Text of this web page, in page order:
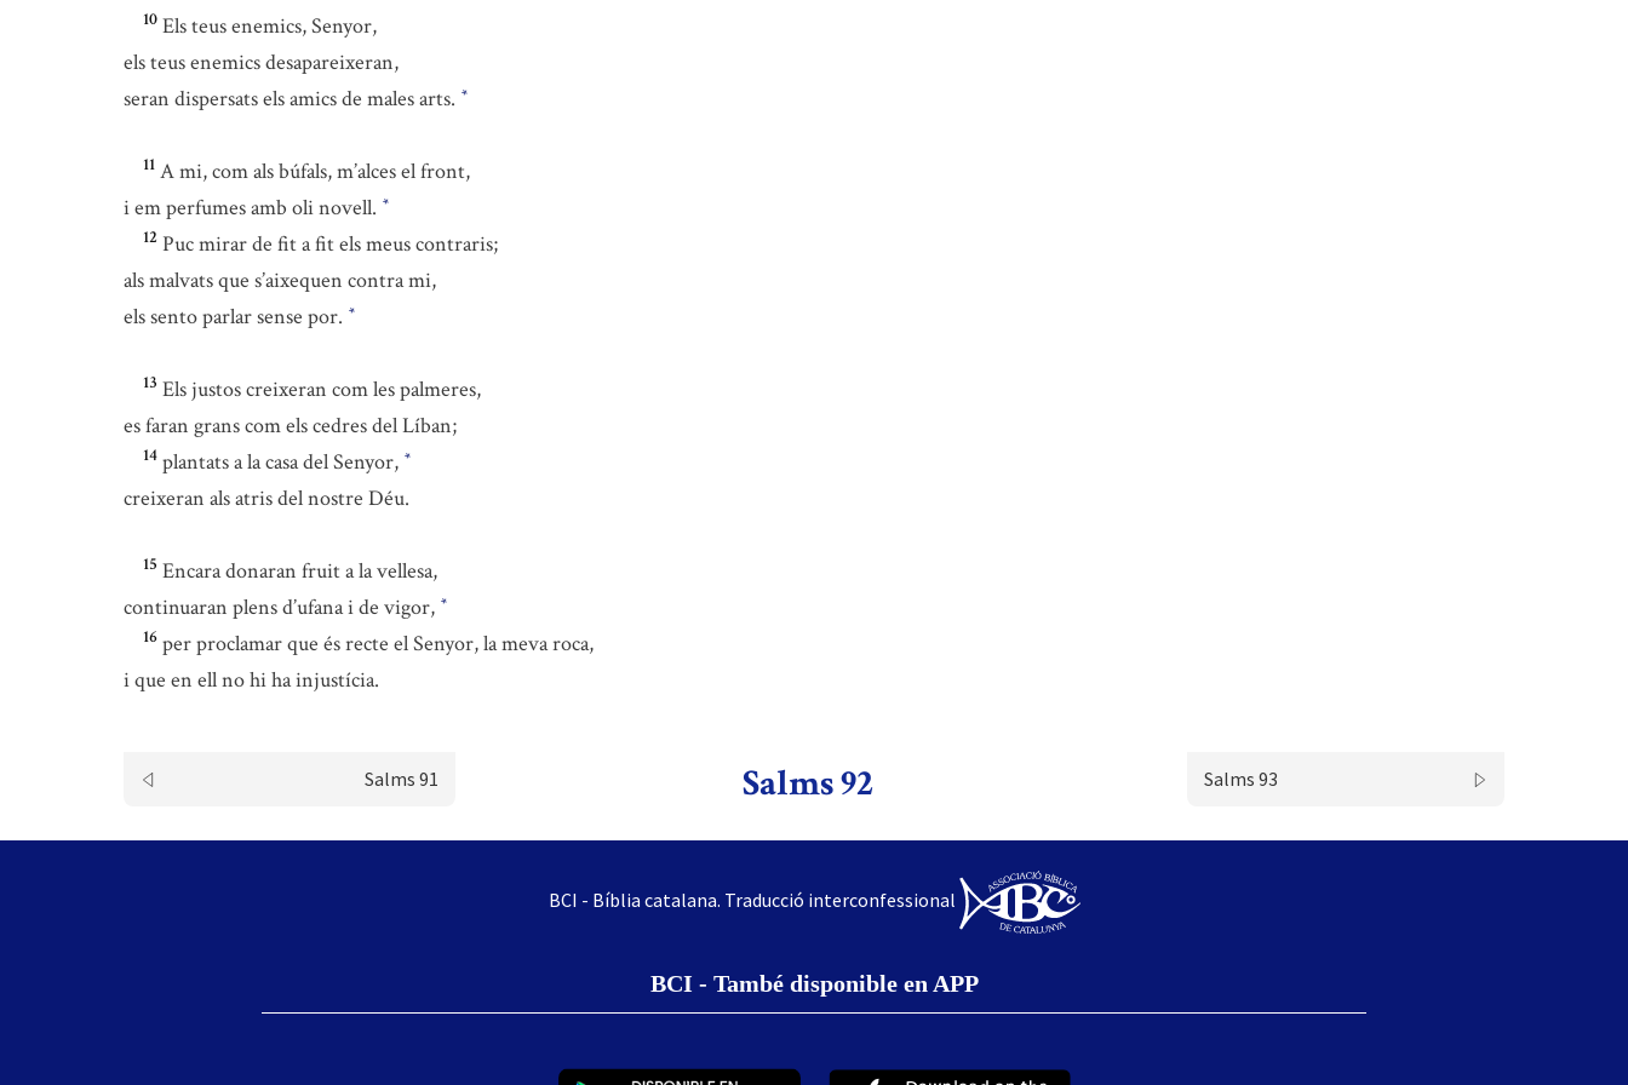
10 Els teus enemics, Senyor,
els teus enemics desapareixeran,
seran dispersats els amics de males arts. *
11 A mi, com als búfals, m’alces el front,
i em perfumes amb oli novell. *
12 Puc mirar de fit a fit els meus contraris;
als malvats que s’aixequen contra mi,
els sento parlar sense por. *
13 Els justos creixeran com les palmeres,
es faran grans com els cedres del Líban;
14 plantats a la casa del Senyor, *
creixeran als atris del nostre Déu.
15 Encara donaran fruit a la vellesa,
continuaran plens d’ufana i de vigor, *
16 per proclamar que és recte el Senyor, la meva roca,
i que en ell no hi ha injustícia.
Salms 91 Salms 92 Salms 93
BCI - Bíblia catalana. Traducció interconfessional
BCI - També disponible en APP